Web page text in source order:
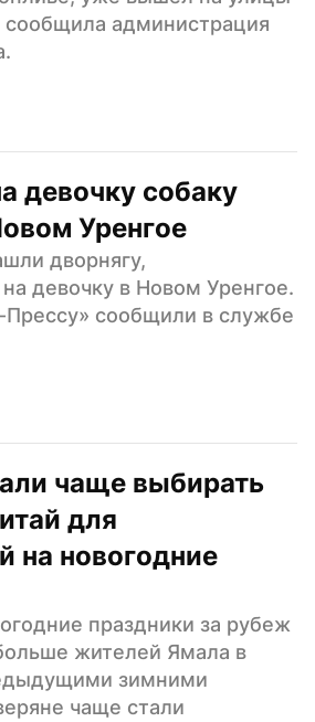
сообщила администрация
девочку собаку
Уренгое
дворнягу,
девочку в Новом Уренгое.
сообщили в службе
чаще выбирать
для
на новогодние
праздники за рубеж
жителей Ямала в
зимними
чаще стали